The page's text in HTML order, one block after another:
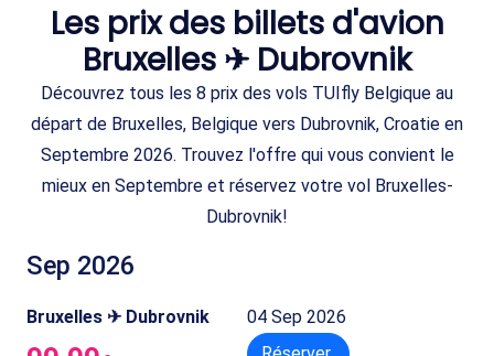
Les prix des billets d'avion
Bruxelles ✈ Dubrovnik
Découvrez tous les 8 prix des vols TUIfly Belgique au
départ de Bruxelles, Belgique vers Dubrovnik, Croatie en
Septembre 2026. Trouvez l'offre qui vous convient le
mieux en Septembre et réservez votre vol Bruxelles-
Dubrovnik!
Sep 2026
Bruxelles ✈ Dubrovnik 04 Sep 2026